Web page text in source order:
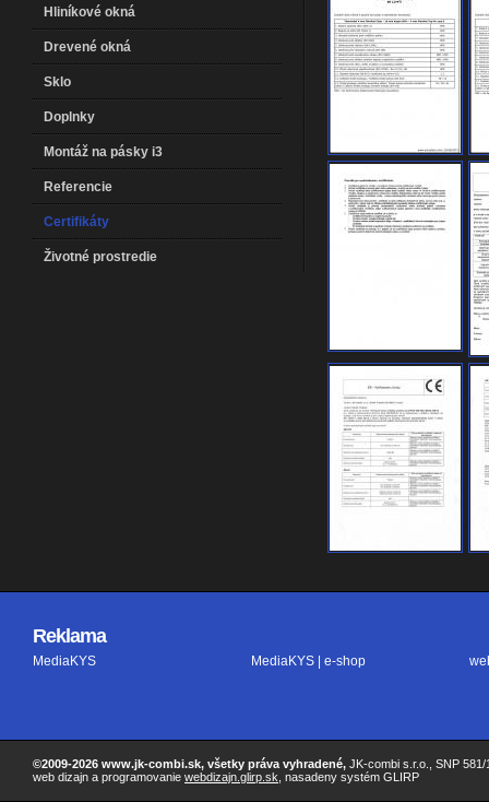
Hliníkové okná
Drevené okná
Sklo
Doplnky
Montáž na pásky i3
Referencie
Certifikáty
Životné prostredie
Reklama
MediaKYS MediaKYS | e-shop
©2009-2026 www.jk-combi.sk, všetky práva vyhradené, JK-combi s.r.o., SNP
web dizajn a programovanie webdizajn.glirp.sk , nasadeny systém GLIRP